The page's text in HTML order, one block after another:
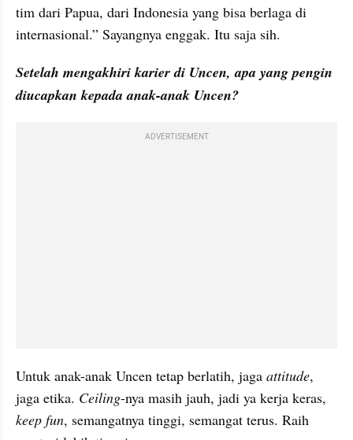
tim dari Papua, dari Indonesia yang bisa berlaga di
internasional.” Sayangnya enggak. Itu saja sih.
Setelah mengakhiri karier di Uncen, apa yang pengin
diucapkan kepada anak-anak Uncen?
ADVERTISEMENT
Untuk anak-anak Uncen tetap berlatih, jaga attitude,
jaga etika. Ceiling
keep fun, semangatnya tinggi, semangat terus. Raih